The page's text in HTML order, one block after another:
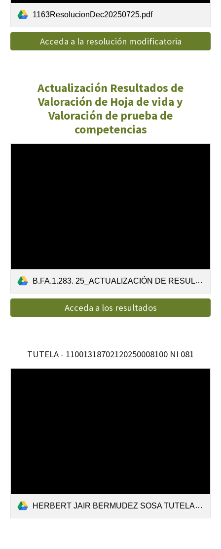
1163ResolucionDec20250725.pdf
Acceda a la resolución modificatoria
Actualización Resultados de
Valoración de Hoja de vida y
Valoración de prueba de
competencias
B.FA.1.283. 25_ACTUALIZACIÓN DE RESULTADOS VALORACIÓN DE COMPETENCIA ORAL.pdf
Acceda a los resultados
TUTELA - 11001318702120250008100 NI 081
HERBERT JAIR BERMUDEZ SOSA TUTELA_compressed.pdf